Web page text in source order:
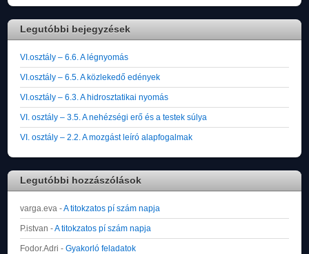
Legutóbbi bejegyzések
VI.osztály – 6.6. A légnyomás
VI.osztály – 6.5. A közlekedő edények
VI.osztály – 6.3. A hidrosztatikai nyomás
VI. osztály – 3.5. A nehézségi erő és a testek súlya
VI. osztály – 2.2. A mozgást leíró alapfogalmak
Legutóbbi hozzászólások
varga.eva -A titokzatos pí szám napja
P.istvan -A titokzatos pí szám napja
Fodor.Adri -Gyakorló feladatok